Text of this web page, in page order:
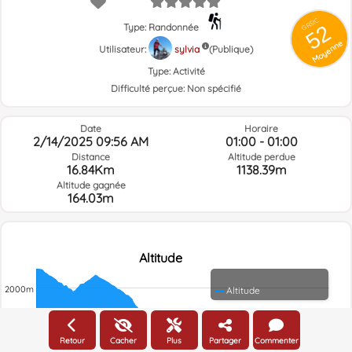
GRSIC
52
Moyenne
Type: Randonnée
Utilisateur:
sylvia
(Publique)
Type: Activité
Difficulté perçue: Non spécifié
Date
2/14/2025 09:56 AM
Distance
16.84Km
Altitude gagnée
164.03m
Horaire
01:00 - 01:00
Altitude perdue
1138.39m
Altitude
Altitude
2000m
Retour Cacher Plus Partager Commenter